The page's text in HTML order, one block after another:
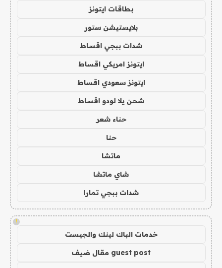
بطاقات ايتونز
بلايستيشن ستور
شدات ببجي اقساط
ايتونز امريكي اقساط
ايتونز سعودي اقساط
شحن يلا لودو اقساط
حناء شعر
حنا
ماتشا
شاي ماتشا
شدات ببجي تمارا
!
خدمات الباك لينك والجيست
guest post مقال ضيف